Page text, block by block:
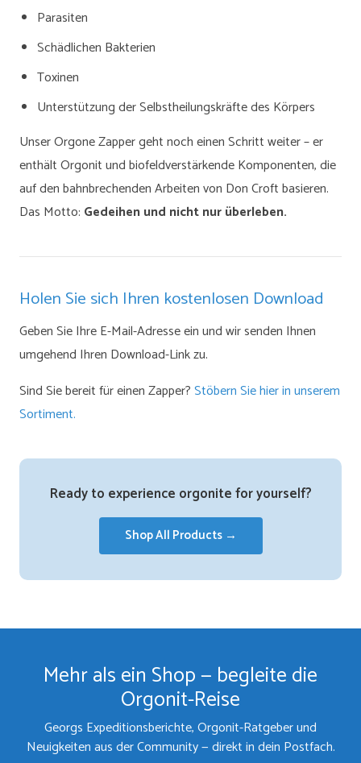
Parasiten
Schädlichen Bakterien
Toxinen
Unterstützung der Selbstheilungskräfte des Körpers
Unser Orgone Zapper geht noch einen Schritt weiter – er
enthält Orgonit und biofeldverstärkende Komponenten, die
auf den bahnbrechenden Arbeiten von Don Croft basieren.
Das Motto: Gedeihen und nicht nur überleben.
Holen Sie sich Ihren kostenlosen Download
Geben Sie Ihre E-Mail-Adresse ein und wir senden Ihnen
umgehend Ihren Download-Link zu.
Sind Sie bereit für einen Zapper?Stöbern Sie hier in unserem
Sortiment.
Ready to experience orgonite for yourself?
Shop All Products →
Mehr als ein Shop — begleite die
Orgonit-Reise
Georgs Expeditionsberichte, Orgonit-Ratgeber und
Neuigkeiten aus der Community — direkt in dein Postfach.